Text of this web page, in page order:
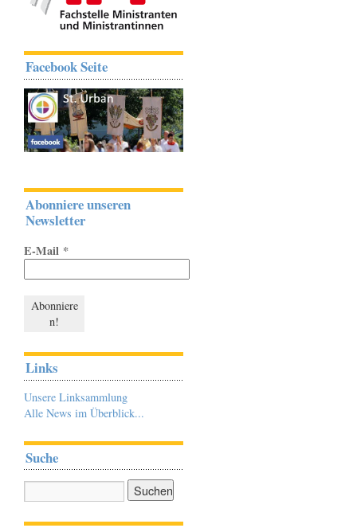
Facebook Seite
Abonniere unseren
Newsletter
E-Mail *
Links
Unsere Linksammlung
Alle News im Überblick...
Suche